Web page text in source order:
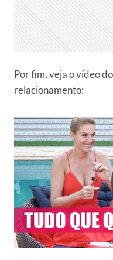
Por fim, veja o vídeo
relacionamento: